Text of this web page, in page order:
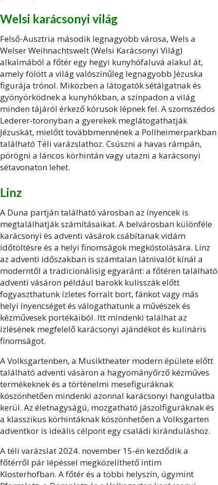
Welsi karácsonyi világ
Felső-Ausztria második legnagyobb városa, Wels a
Welser Weihnachtswelt (Welsi Karácsonyi Világ)
alkalmából a főtér egy hegyi kunyhófaluvá alakul át,
amely fölött a világ valószínűleg legnagyobb Jézuska
figurája trónol. Miközben a látogatók sétálgatnak és
gyönyörködnek a kunyhókban, a színpadon a világ
minden tájáról érkező kórusok lépnek fel. A szomszédos
Lederer-toronyban a gyerekek meglátogathatják
Jézuskát, mielőtt továbbmennének a Pollheimerparkban
található Téli varázslathoz. Csúszni a havas rámpán,
pörögni a láncos körhintán vagy utazni a karácsonyi
sétavonaton lehet.
Linz
A Duna partján található városban az ínyencek is
megtalálhatják számításaikat. A belvárosban különféle
karácsonyi és adventi vásárok csábítanak vidám
időtöltésre és a helyi finomságok megkóstolására. Linz
az adventi időszakban is számtalan látnivalót kínál a
moderntől a tradicionálisig egyaránt: a főtéren található
adventi vásáron például barokk kulisszák előtt
fogyaszthatunk ízletes forralt bort, fánkot vagy más
helyi ínyencséget és válogathatunk a művészek és
kézművesek portékáiból. Itt mindenki találhat az
ízlésének megfelelő karácsonyi ajándékot és kulináris
finomságot.
A Volksgartenben, a Musiktheater modern épülete előtt
található adventi vásáron a hagyományőrző kézműves
termékeknek és a történelmi mesefiguráknak
köszönhetően mindenki azonnal karácsonyi hangulatba
kerül. Az életnagyságú, mozgatható jászolfiguráknak és
a klasszikus körhintáknak köszönhetően a Volksgarten
adventkor is ideális célpont egy családi kiránduláshoz.
A téli varázslat 2024. november 15-én kezdődik a
főtérről pár lépéssel megközelíthető intim
Klosterhofban. A főtér és a többi helyszín, úgymint